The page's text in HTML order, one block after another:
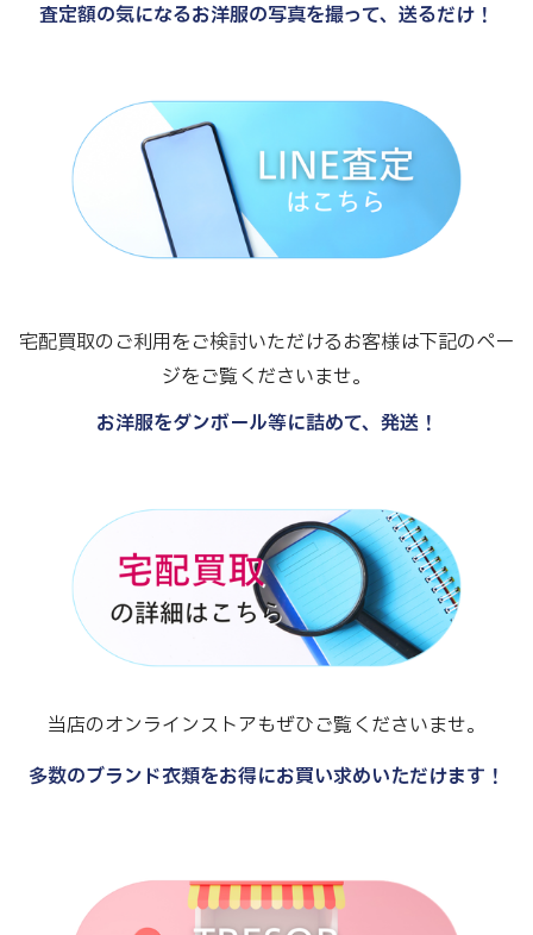
査定額の気になるお洋服の写真を撮って、送るだけ！
宅配買取のご利用をご検討いただけるお客様は下記のペー
ジをご覧くださいませ。
お洋服をダンボール等に詰めて、発送！
当店のオンラインストアもぜひご覧くださいませ。
多数のブランド衣類をお得にお買い求めいただけます！